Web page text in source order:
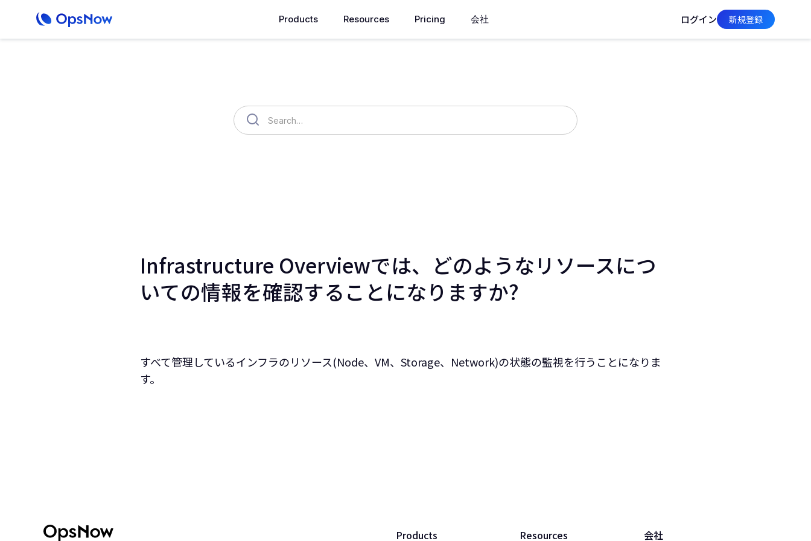
Products Resources Pricing 会社 ログイン 新規登録
Infrastructure Overviewでは、どのようなリソースにつ
いての情報を確認することになりますか?
すべて管理しているインフラのリソース(Node、VM、Storage、Network)の状態の監視を行うことになりま
す。
Products Resources 会社